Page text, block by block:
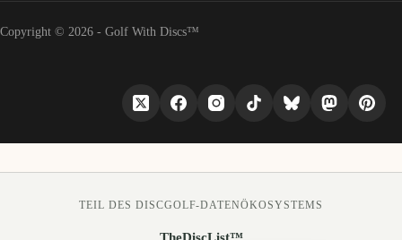
Copyright © 2026 - Golf With Discs™
TEIL DES DISCGOLF-DATENÖKOSYSTEMS
TheDiscList™